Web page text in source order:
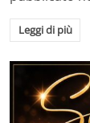
Leggi di più